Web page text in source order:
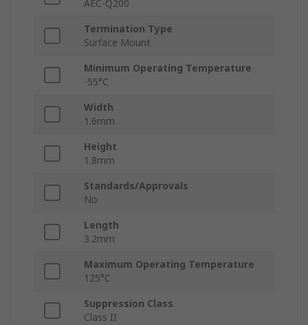
AEC-Q200
Termination Type
Surface Mount
Minimum Operating Temperature
-55°C
Width
1.6mm
Height
1.8mm
Standards/Approvals
No
Length
3.2mm
Maximum Operating Temperature
125°C
Suppression Class
Class II